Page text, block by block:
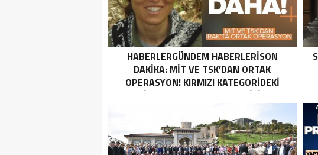
HABERLERGÜNDEM HABERLERISON
DAKIKA: MİT VE TSK’DAN ORTAK
OPERASYON! KIRMIZI KATEGORIDEKI
TERÖRIST NAZLI TAŞPINAR ETKISIZ HALE
ORTAK OPERASYON! KIRMIZI
KATEGORIDEKI TERÖRIST NAZLI
TAŞPINAR ETKISIZ HALE GETIRILDI .